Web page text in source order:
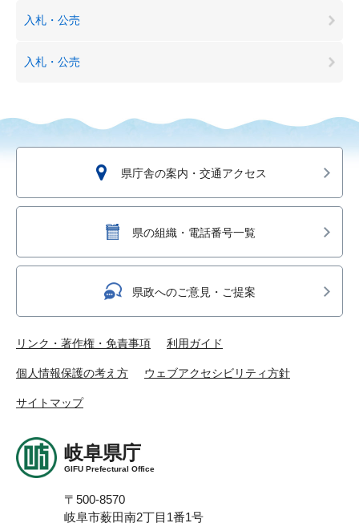
入札・公売
入札・公売
県庁舎の案内・交通アクセス
県の組織・電話番号一覧
県政へのご意見・ご提案
リンク・著作権・免責事項 利用ガイド
個人情報保護の考え方 ウェブアクセシビリティ方針
サイトマップ
岐阜県庁
GIFU Prefectural Office
〒500-8570
岐阜市薮田南2丁目1番1号